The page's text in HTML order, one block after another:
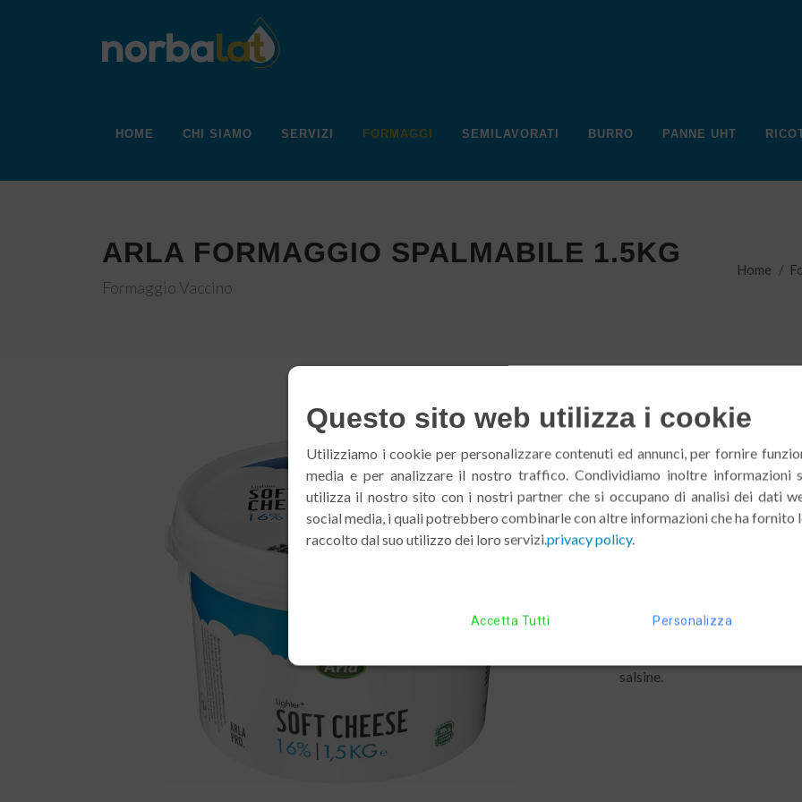
HOME CHI SIAMO SERVIZI FORMAGGI SEMILAVORATI BURRO PANNE UHT
ARLA FORMAGGIO SPALMABILE 1.5KG
Formaggio Vaccino
Home
Arla formaggio
Il formaggio spalmabile
fresco e distinto ed è
conservanti, additivi o
formaggio fresco
ideale accompagnato da
salsine.
Questo sito web utilizza i cookie
Utilizziamo i cookie per personalizzare contenuti ed annunci, per fornire
media e per analizzare il nostro traffico. Condividiamo inoltre informazioni
utilizza il nostro sito con i nostri partner che si occupano di analisi dei dati
social media, i quali potrebbero combinarle con altre informazioni che ha fornito
raccolto dal suo utilizzo dei loro servizi.privacy policy.
Accetta Tutti Personalizza